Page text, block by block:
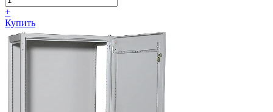
+
Купить